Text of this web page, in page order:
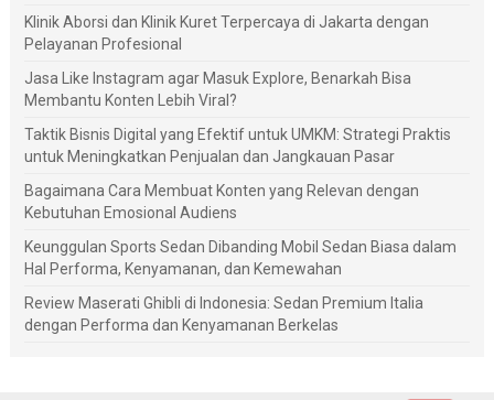
Klinik Aborsi dan Klinik Kuret Terpercaya di Jakarta dengan
Pelayanan Profesional
Jasa Like Instagram agar Masuk Explore, Benarkah Bisa
Membantu Konten Lebih Viral?
Taktik Bisnis Digital yang Efektif untuk UMKM: Strategi Praktis
untuk Meningkatkan Penjualan dan Jangkauan Pasar
Bagaimana Cara Membuat Konten yang Relevan dengan
Kebutuhan Emosional Audiens
Keunggulan Sports Sedan Dibanding Mobil Sedan Biasa dalam
Hal Performa, Kenyamanan, dan Kemewahan
Review Maserati Ghibli di Indonesia: Sedan Premium Italia
dengan Performa dan Kenyamanan Berkelas